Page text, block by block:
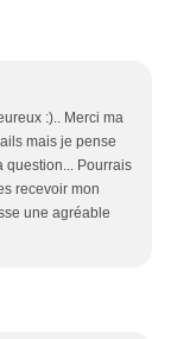
:).. Merci ma
mais je pense
question... Pourrais
recevoir mon
une agréable